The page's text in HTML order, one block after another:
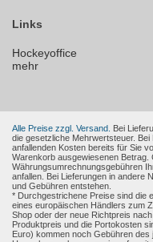
Links
Hockeyoffice
mehr
Alle Preise zzgl. Versand.
Bei
die gesetzliche Mehrwertsteuer.
anfallenden Kosten bereits für Sie
Warenkorb ausgewiesenen Betrag.
Währungsumrechnungsgebühren
anfallen. Bei Lieferungen in andere
und Gebühren entstehen.
* Durchgestrichene Preise sind die
eines europäischen Händlers zum
Shop oder der neue Richtpreis
Produktpreis und die Portokosten
Euro) kommen noch Gebühren des